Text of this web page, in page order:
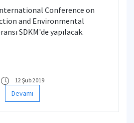
Conference on
and Environmental
SDKM'de yapılacak.
12 Şub 2019
Devamı